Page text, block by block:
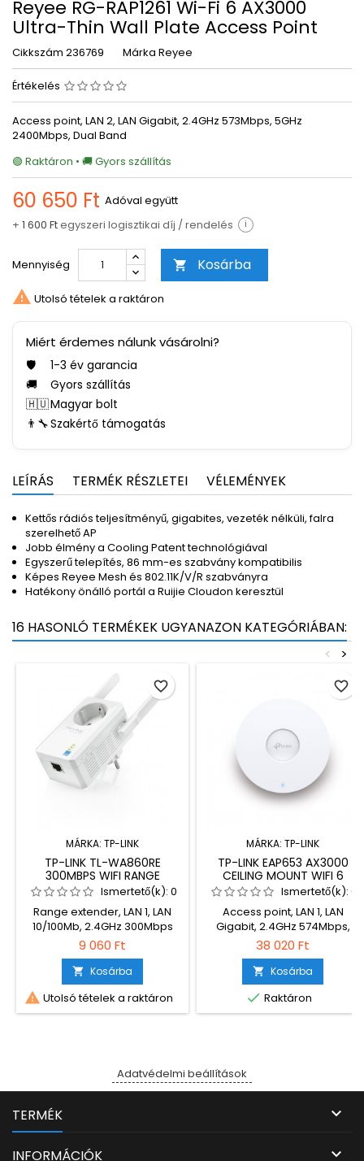
Reyee RG-RAP1261 Wi-Fi 6 AX3000
Ultra-Thin Wall Plate Access Point
Cikkszám 236769 Márka Reyee
Értékelés
Access point, LAN 2, LAN Gigabit, 2.4GHz 573Mbps, 5GHz
2400Mbps, Dual Band
🟢 Raktáron • 🚚 Gyors szállítás
60 650 Ft Adóval együtt
+ 1 600 Ftegyszeri logisztikai díj / rendelés i
Mennyiség  Kosárba
 Utolsó tételek a raktáron
Miért érdemes nálunk vásárolni?
🛡️
1-3 év garancia
🚚
Gyors szállítás
🇭🇺Magyar bolt
👨‍🔧Szakértő támogatás
LEÍRÁS TERMÉK RÉSZLETEI VÉLEMÉNYEK
Kettős rádiós teljesítményű, gigabites, vezeték nélküli, falra
szerelhető AP
Jobb élmény a Cooling Patent technológiával
Egyszerű telepítés, 86 mm-es szabvány kompatibilis
Képes Reyee Mesh és 802.11K/V/R szabványra
Hatékony önálló portál a Ruijie Cloudon keresztül
16 HASONLÓ TERMÉKEK UGYANAZON KATEGÓRIÁBAN:
>
<
MÁRKA: TP-LINK
TP-LINK TL-WA860RE
300MBPS WIFI RANGE
EXTENDER WHITE
Ismertető(k): 0
Range extender, LAN 1, LAN
10/100Mb, 2.4GHz 300Mbps
9 060 Ft
 Kosárba
 Utolsó tételek a raktáron
favorite_border
MÁRKA: TP-LINK
TP-LINK EAP653 AX3000
CEILING MOUNT WIFI 6
ACCESS POINT WHITE
Ismertető(k): 0
Access point, LAN 1, LAN
Gigabit, 2.4GHz 574Mbps,
5GHz 2402Mbps, Dual Band
38 020 Ft
 Kosárba
 Raktáron
favorite_border
Adatvédelmi beállítások
TERMÉK 
INFORMÁCIÓK 